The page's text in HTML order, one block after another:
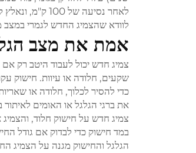
לוודא שהצמיג החדש לגמרי
אמת את מצב
צמיג חדש יכול לעבוד היטב רק
שקעים, חלודה או עיוות. חישוק
כדי להסיר לכלוך, חלודה או
את ברגי הגלגל או האומים
במד חישוק כדי לבדוק אם גודל
הגלגל והחישוק מגנה על הצמיג